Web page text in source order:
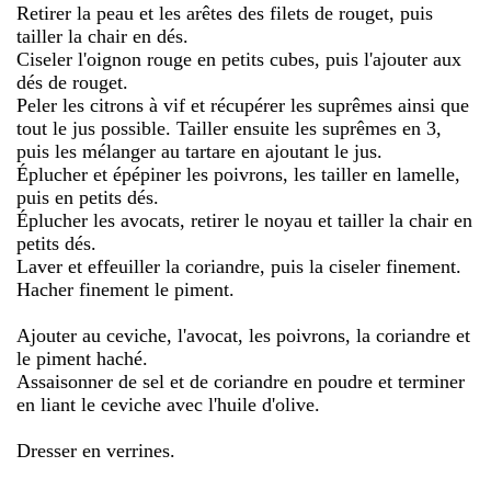
Retirer la peau et les arêtes des filets de rouget, puis
tailler la chair en dés.
Ciseler l'oignon rouge en petits cubes, puis l'ajouter aux
dés de rouget.
Peler les citrons à vif et récupérer les suprêmes ainsi que
tout le jus possible. Tailler ensuite les suprêmes en 3,
puis les mélanger au tartare en ajoutant le jus.
Éplucher et épépiner les poivrons, les tailler en lamelle,
puis en petits dés.
Éplucher les avocats, retirer le noyau et tailler la chair en
petits dés.
Laver et effeuiller la coriandre, puis la ciseler finement.
Hacher finement le piment.
Ajouter au ceviche, l'avocat, les poivrons, la coriandre et
le piment haché.
Assaisonner de sel et de coriandre en poudre et terminer
en liant le ceviche avec l'huile d'olive.
Dresser en verrines.